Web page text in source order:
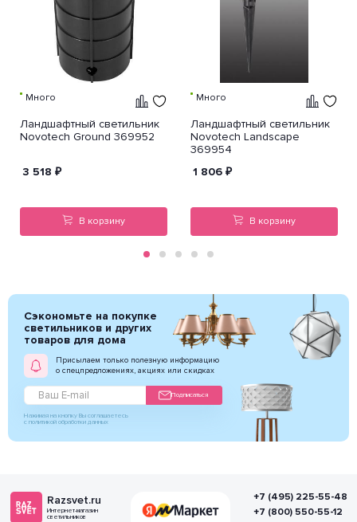
Много
Ландшафтный светильник
Novotech Ground 369952
3 518 ₽
В корзину
Много
Ландшафтный светильник
Novotech Landscape
369954
1 806 ₽
В корзину
Сэкономьте на покупке
светильников и других
товаров для дома
Присылаем только полезную информацию
о спецпредложениях, акциях или скидках
Подписаться
Нажимая на кнопку Вы соглашаетесь
с политикой обработки данных
Razsvet.ru
Интернет-магазин
светильников
+7 (495) 225-55-48
+7 (800) 550-55-12